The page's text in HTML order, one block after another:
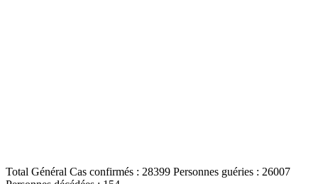
Total Général Cas confirmés : 28399 Personnes guéries : 26007